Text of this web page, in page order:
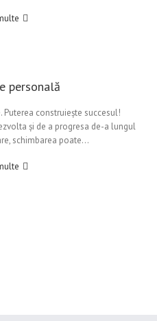
personală
Puterea construiește succesul!
și de a progresa de-a lungul
schimbarea poate…